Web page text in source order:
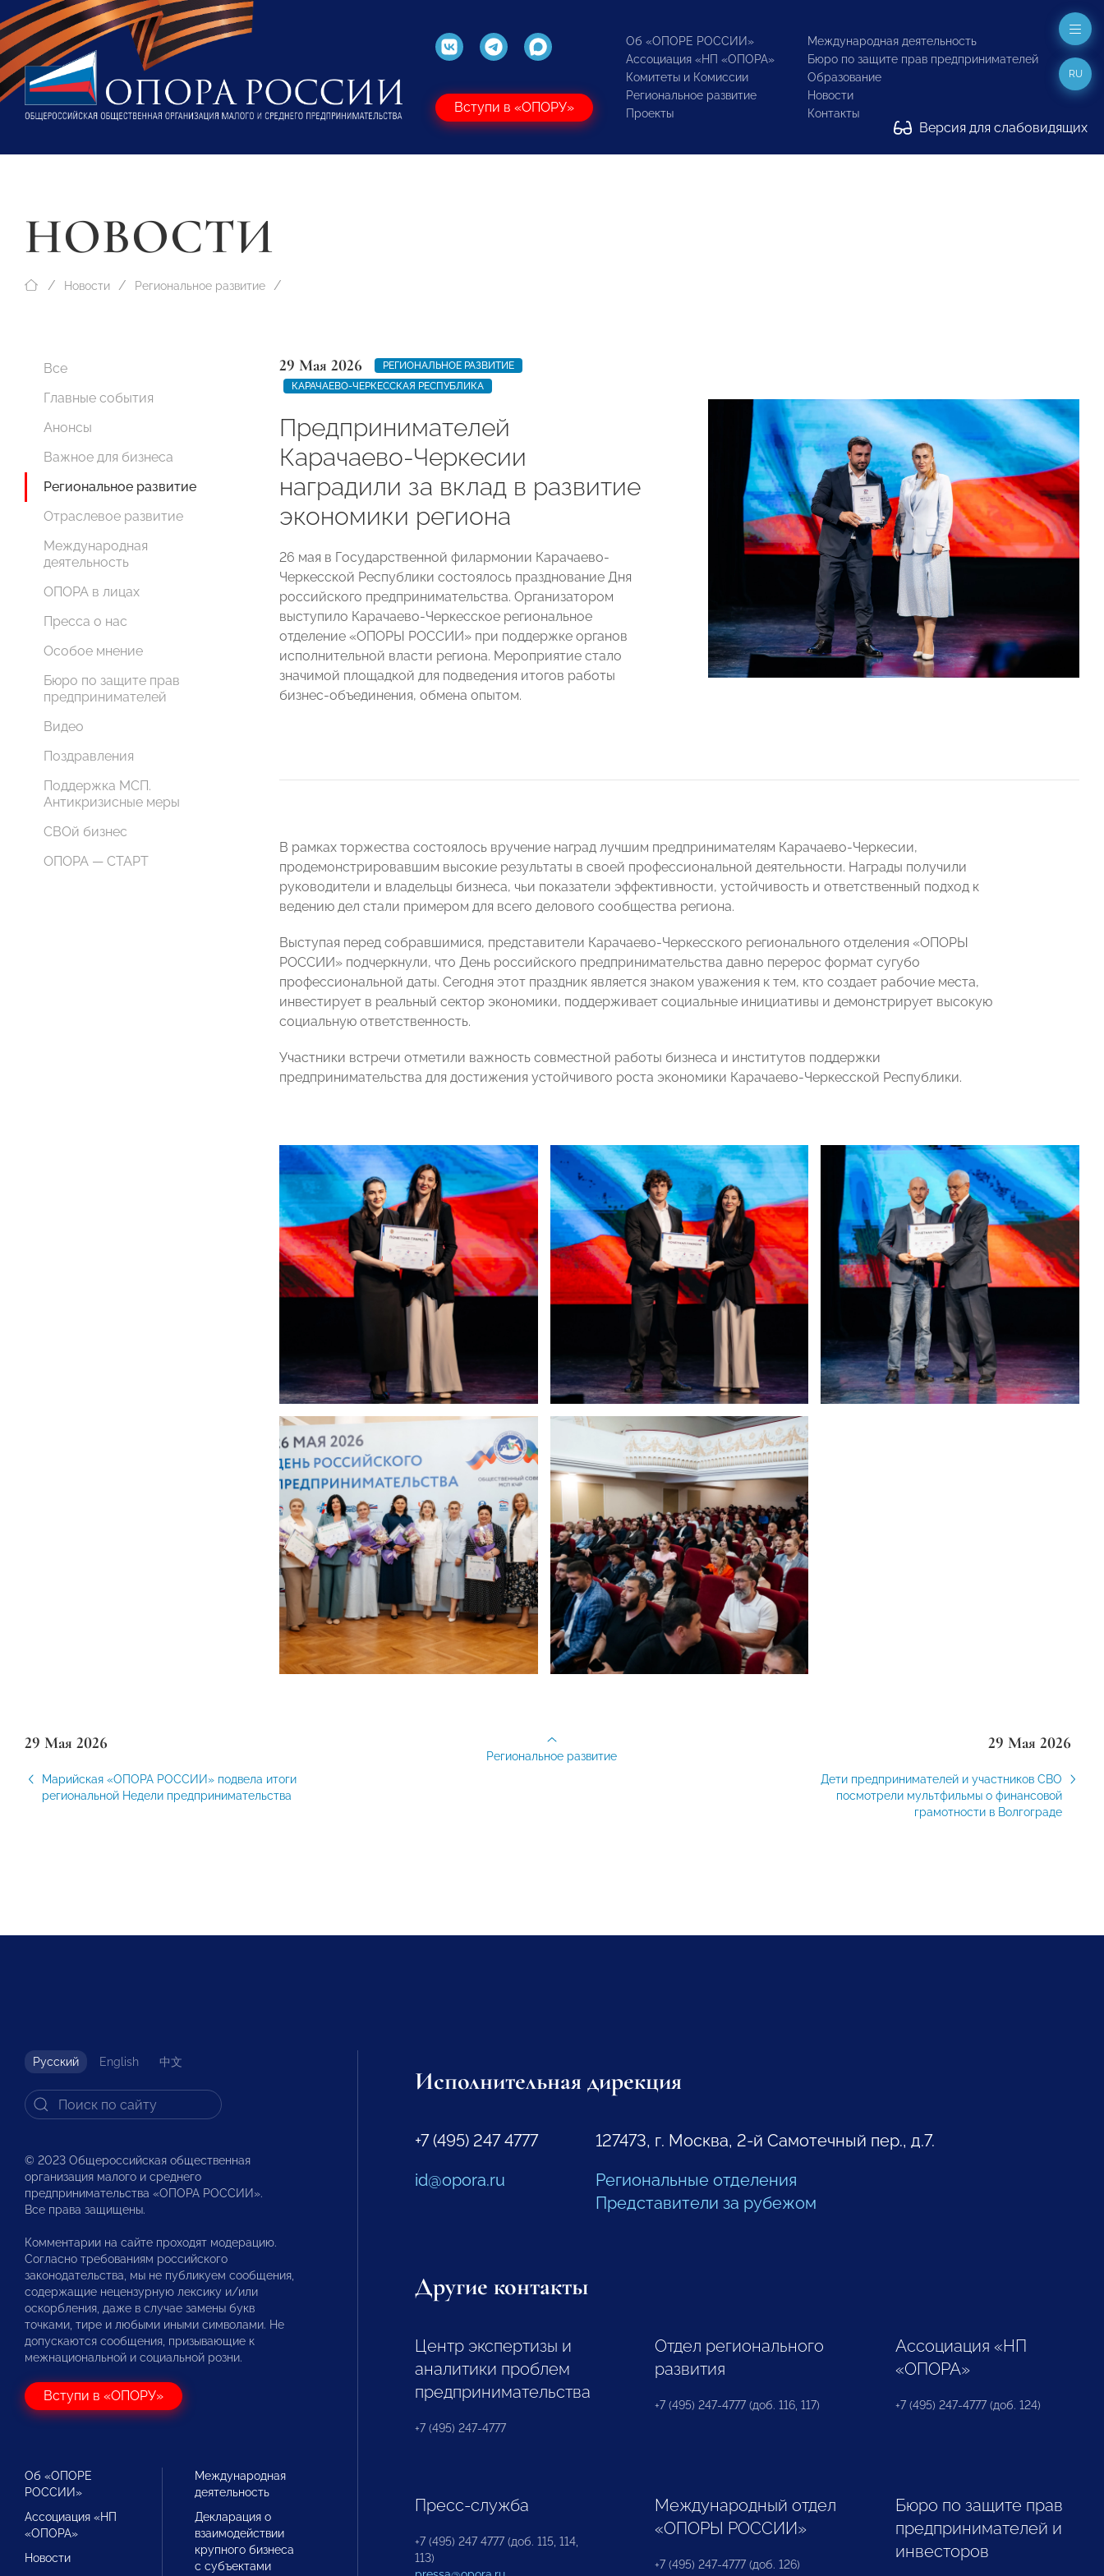
Вступи в «ОПОРУ»
Об «ОПОРЕ РОССИИ»
Ассоциация «НП «ОПОРА»
Комитеты и Комиссии
Региональное развитие
Проекты
Международная деятельность
Бюро по защите прав предпринимателей
Образование
Новости
Контакты
Версия для слабовидящих
RU
НОВОСТИ
Новости Региональное развитие
Все
Главные события
Анонсы
Важное для бизнеса
Региональное развитие
Отраслевое развитие
Международная
деятельность
ОПОРА в лицах
Пресса о нас
Особое мнение
Бюро по защите прав
предпринимателей
Видео
Поздравления
Поддержка МСП.
Антикризисные меры
СВОй бизнес
ОПОРА — СТАРТ
29 Мая 2026
РЕГИОНАЛЬНОЕ РАЗВИТИЕ
КАРАЧАЕВО-ЧЕРКЕССКАЯ РЕСПУБЛИКА
Предпринимателей
Карачаево-Черкесии
наградили за вклад в развитие
экономики региона
26 мая в Государственной филармонии Карачаево-
Черкесской Республики состоялось празднование Дня
российского предпринимательства. Организатором
выступило Карачаево-Черкесское региональное
отделение «ОПОРЫ РОССИИ» при поддержке органов
исполнительной власти региона. Мероприятие стало
значимой площадкой для подведения итогов работы
бизнес-объединения, обмена опытом.
В рамках торжества состоялось вручение наград лучшим предпринимателям Карачаево-Черкесии,
продемонстрировавшим высокие результаты в своей профессиональной деятельности. Награды получили
руководители и владельцы бизнеса, чьи показатели эффективности, устойчивость и ответственный подход к
ведению дел стали примером для всего делового сообщества региона.
Выступая перед собравшимися, представители Карачаево-Черкесского регионального отделения «ОПОРЫ
РОССИИ» подчеркнули, что День российского предпринимательства давно перерос формат сугубо
профессиональной даты. Сегодня этот праздник является знаком уважения к тем, кто создает рабочие места,
инвестирует в реальный сектор экономики, поддерживает социальные инициативы и демонстрирует высокую
социальную ответственность.
Участники встречи отметили важность совместной работы бизнеса и институтов поддержки
предпринимательства для достижения устойчивого роста экономики Карачаево-Черкесской Республики.
29 Мая 2026
Марийская «ОПОРА РОССИИ» подвела итоги
региональной Недели предпринимательства
29 Мая 2026
Дети предпринимателей и участников СВО
посмотрели мультфильмы о финансовой
грамотности в Волгограде
Региональное развитие
Русский English 中文
© 2023 Общероссийская общественная
организация малого и среднего
предпринимательства «ОПОРА РОССИИ».
Все права защищены.
Комментарии на сайте проходят модерацию.
Согласно требованиям российского
законодательства, мы не публикуем сообщения,
содержащие нецензурную лексику и/или
оскорбления, даже в случае замены букв
точками, тире и любыми иными символами. Не
допускаются сообщения, призывающие к
межнациональной и социальной розни.
Вступи в «ОПОРУ»
Об «ОПОРЕ
РОССИИ»
Ассоциация «НП
«ОПОРА»
Новости
Международная
деятельность
Декларация о
взаимодействии
крупного бизнеса
с субъектами
Исполнительная дирекция
+7 (495) 247 4777
id@opora.ru
127473, г. Москва, 2-й Самотечный пер., д.7.
Региональные отделения
Представители за рубежом
Другие контакты
Центр экспертизы и
аналитики проблем
предпринимательства
+7 (495) 247-4777
Отдел регионального
развития
+7 (495) 247-4777 (доб. 116, 117)
Ассоциация «НП
«ОПОРА»
+7 (495) 247-4777 (доб. 124)
Пресс-служба
+7 (495) 247 4777 (доб. 115, 114,
113)
Международный отдел
«ОПОРЫ РОССИИ»
+7 (495) 247-4777 (доб. 126)
Бюро по защите прав
предпринимателей и
инвесторов